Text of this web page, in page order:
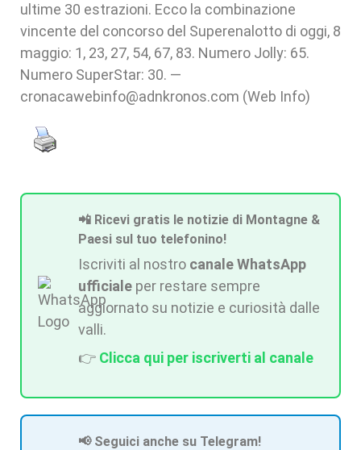
ultime 30 estrazioni. Ecco la combinazione
vincente del concorso del Superenalotto di oggi, 8
maggio: 1, 23, 27, 54, 67, 83. Numero Jolly: 65.
Numero SuperStar: 30. —
cronacawebinfo@adnkronos.com (Web Info)
📲 Ricevi gratis le notizie di Montagne &
Paesi sul tuo telefonino!
Iscriviti al nostro canale WhatsApp
ufficiale per restare sempre
aggiornato su notizie e curiosità dalle
valli.
👉 Clicca qui per iscriverti al canale
📢 Seguici anche su Telegram!